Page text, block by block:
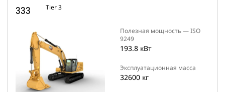
333 Tier 3
Полезная мощность — ISO
9249
193.8 кВт
Эксплуатационная масса
32600 кг